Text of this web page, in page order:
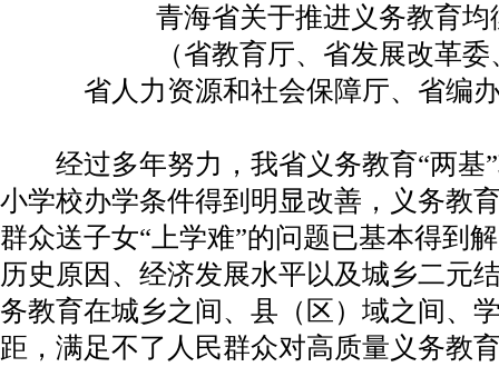
青海省关于推进义务教育
（省教育厅、省发展改革
省人力资源和社会保障厅、省编
经过多年努力，我省义务教育“两基”
小学校办学条件得到明显改善，义务教
群众送子女“上学难”的问题已基本得到
历史原因、经济发展水平以及城乡二元
务教育在城乡之间、县（区）域之间、
距，满足不了人民群众对高质量义务教